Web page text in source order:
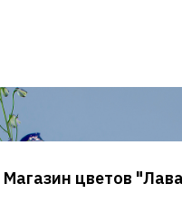
Магазин цветов